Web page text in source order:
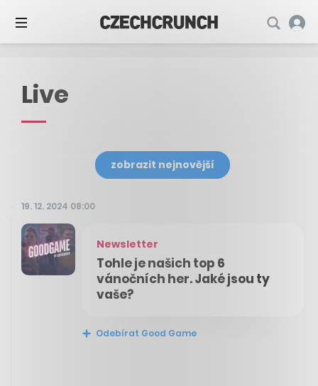
Live
zobrazit nejnovější
19. 12. 2024 08:00
Newsletter
Tohle je našich top 6
vánočních her. Jaké jsou ty
vaše?
Odebírat Good Game